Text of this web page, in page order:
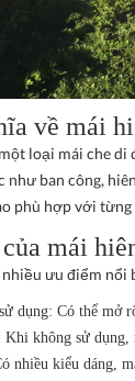
về mái
loại mái che
như ban công,
phù hợp với
mái
ưu điểm nổi
dụng: Có thể mở
không sử
nhiều kiểu dáng,